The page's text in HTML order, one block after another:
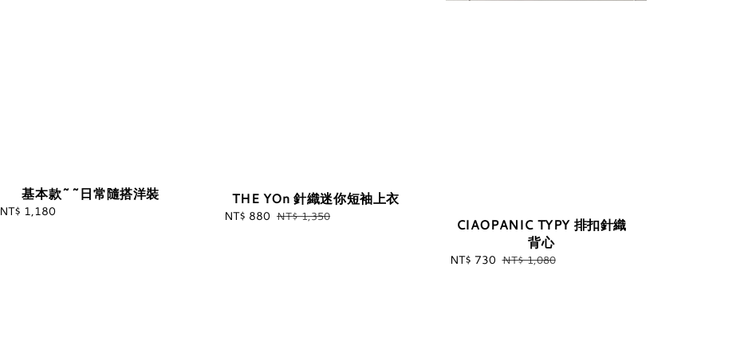
基本款~~日常隨搭洋裝
Regular
NT$ 1,180
THE YOn 針織迷你短袖上衣
Sale
NT$ 880 Regular
NT$ 1,350
CIAOPANIC TYPY 排扣針織
背心
Sale
NT$ 730 Regular
NT$ 1,080